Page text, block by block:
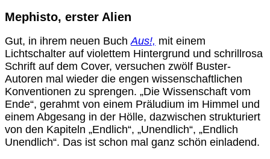
Mephisto, erster Alien
Gut, in ihrem neuen BuchAus!, mit einem
Lichtschalter auf violettem Hintergrund und schrillrosa
Schrift auf dem Cover, versuchen zwölf Buster-
Autoren mal wieder die engen wissenschaftlichen
Konventionen zu sprengen. „Die Wissenschaft vom
Ende“, gerahmt von einem Präludium im Himmel und
einem Abgesang in der Hölle, dazwischen strukturiert
von den Kapiteln „Endlich“, „Unendlich“, „Endlich
Unendlich“. Das ist schon mal ganz schön einladend.